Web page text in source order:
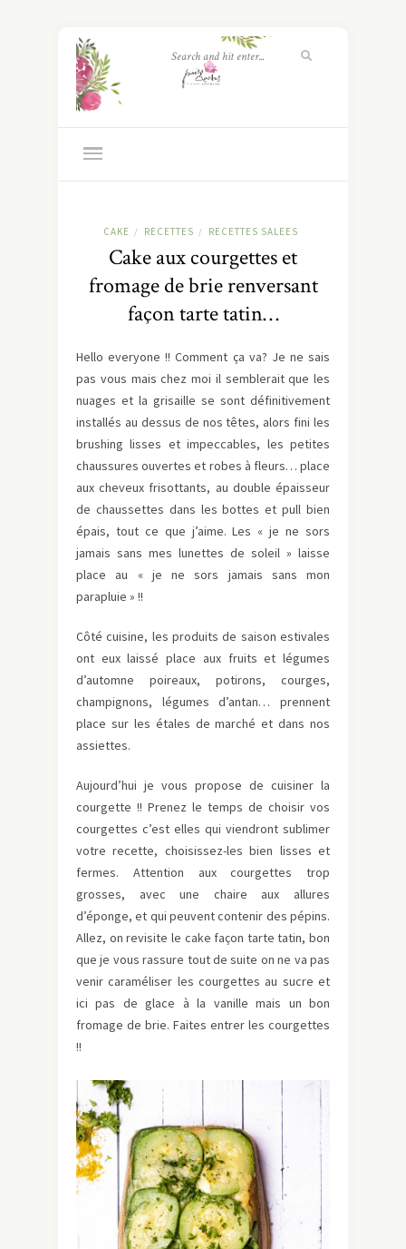
CAKE / RECETTES / RECETTES SALEES
Cake aux courgettes et
fromage de brie renversant
façon tarte tatin…
Hello everyone !! Comment ça va? Je ne sais
pas vous mais chez moi il semblerait que les
nuages et la grisaille se sont définitivement
installés au dessus de nos têtes, alors fini les
brushing lisses et impeccables, les petites
chaussures ouvertes et robes à fleurs… place
aux cheveux frisottants, au double épaisseur
de chaussettes dans les bottes et pull bien
épais, tout ce que j’aime. Les « je ne sors
jamais sans mes lunettes de soleil » laisse
place au « je ne sors jamais sans mon
parapluie » !!
Côté cuisine, les produits de saison estivales
ont eux laissé place aux fruits et légumes
d’automne poireaux, potirons, courges,
champignons, légumes d’antan… prennent
place sur les étales de marché et dans nos
assiettes.
Aujourd’hui je vous propose de cuisiner la
courgette !! Prenez le temps de choisir vos
courgettes c’est elles qui viendront sublimer
votre recette, choisissez-les bien lisses et
fermes. Attention aux courgettes trop
grosses, avec une chaire aux allures
d’éponge, et qui peuvent contenir des pépins.
Allez, on revisite le cake façon tarte tatin, bon
que je vous rassure tout de suite on ne va pas
venir caraméliser les courgettes au sucre et
ici pas de glace à la vanille mais un bon
fromage de brie. Faites entrer les courgettes
!!